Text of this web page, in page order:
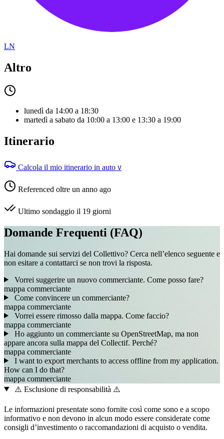
LN
Altro
lunedì da 14:00 a 18:30
martedì a sabato da 10:00 a 13:00 e 13:30 a 19:00
Itinerario
Calcola il mio itinerario in auto V
Referenced oltre un anno ago
Ultimo sondaggio il 19 giorni
Domande Frequenti (FAQ)
Hai domande sui servizi del Collettivo? Cerca nell’elenco seguente e
non esitare a contattarci se non trovi la risposta.
Vorrei suggerire un nuovo commerciante. Come posso fare?
mappa commerciante
Come convincere un commerciante?
mappa commerciante
Vorrei essere rimosso dalla mappa. Come faccio?
mappa commerciante
Ho aggiunto un commerciante su OpenStreetMap, ma non
appare ancora sulla mappa del Collectif. Perché?
mappa commerciante
I want to export merchants to access offline from my application.
How can I do that?
mappa commerciante
⚠️ Esclusione di responsabilità ⚠️
Le informazioni presentate sono fornite così come sono e a scopo
informativo e non devono in alcun modo essere considerate come
consigli d’investimento o raccomandazioni di acquisto o vendita.